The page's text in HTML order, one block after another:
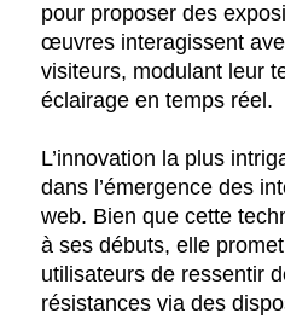
pour proposer des
œuvres interagissent
visiteurs, modulant leur
éclairage en temps réel.
L’innovation la plus
dans l’émergence des
web. Bien que cette
à ses débuts, elle
utilisateurs de ressentir
résistances via des